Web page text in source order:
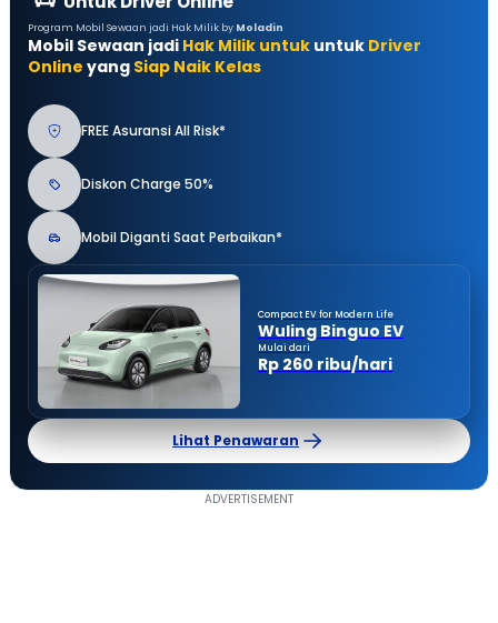
Program Mobil Sewaan jadi Hak Milik by Moladin
Mobil Sewaan jadi Hak Milik untuk untuk Driver
Online yang Siap Naik Kelas
FREE Asuransi All Risk*
Diskon Charge 50%
Mobil Diganti Saat Perbaikan*
Compact EV for Modern Life
Wuling Binguo EV
Mulai dari
Rp 260 ribu/hari
Lihat Penawaran